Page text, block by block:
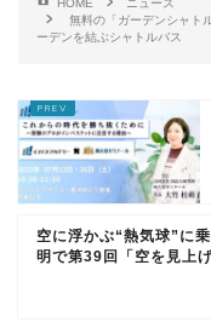
無料の「ガーデンシャト
ーデンを結ぶシャトルバス
空に浮かぶ“熱気球”に
明で第39回「空を見上